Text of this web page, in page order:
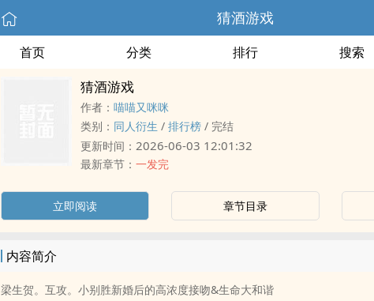
猜酒游戏
首页 分类 排行 搜索
猜酒游戏
作者： 喵喵又咪咪
类别： ‎‌同‍‌‎人‎‌衍生 / 排行榜 / 完结
更新时间： 2026-06-03 12:01:32
最新章节： 一发完
立即阅读 章节目录
内容简介
梁生贺。互攻。小别胜新婚后的高浓度接吻&生命大和谐